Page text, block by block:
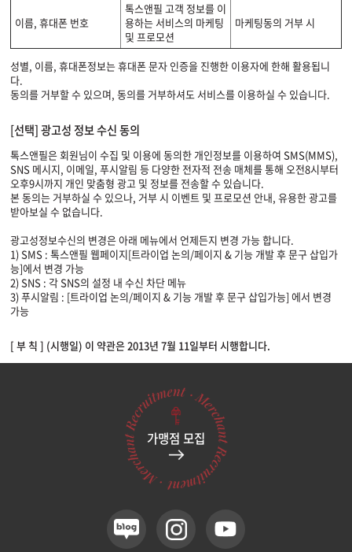
이름, 휴대폰 번호
톡스앤필 고객 정보를 이
용하는 서비스의 마케팅
및 프로모션
마케팅동의 거부 시
성별, 이름, 휴대폰정보는 휴대폰 문자 인증을 진행한 이용자에 한해 활용됩니
다.
동의를 거부할 수 있으며, 동의를 거부하셔도 서비스를 이용하실 수 있습니다.
[선택] 광고성 정보 수신 동의
톡스앤필은 회원님이 수집 및 이용에 동의한 개인정보를 이용하여 SMS(MMS),
SNS 메시지, 이메일, 푸시알림 등 다양한 전자적 전송 매체를 통해 오전8시부터
오후9시까지 개인 맞춤형 광고 및 정보를 전송할 수 있습니다.
본 동의는 거부하실 수 있으나, 거부 시 이벤트 및 프로모션 안내, 유용한 광고를
받아보실 수 없습니다.
광고성정보수신의 변경은 아래 메뉴에서 언제든지 변경 가능 합니다.
1) SMS : 톡스앤필 웹페이지[트라이업 논의/페이지 & 기능 개발 후 문구 삽입가
능]에서 변경 가능
2) SNS : 각 SNS의 설정 내 수신 차단 메뉴
3) 푸시알림 : [트라이업 논의/페이지 & 기능 개발 후 문구 삽입가능] 에서 변경
가능
[ 부 칙 ] (시행일) 이 약관은 2013년 7월 11일부터 시행합니다.
가맹점 모집